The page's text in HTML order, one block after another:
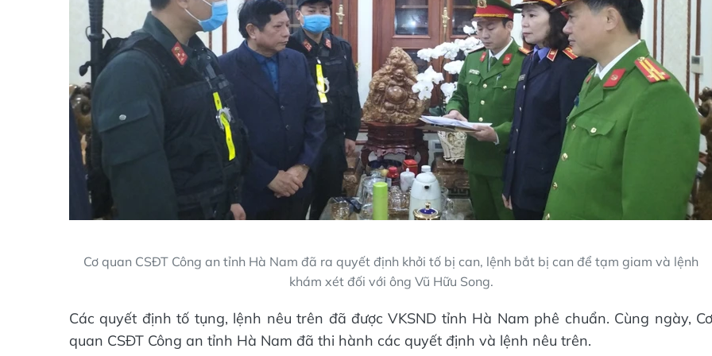
Cơ quan CSĐT Công an tỉnh Hà Nam đã ra quyết định khởi tố bị can, lệnh bắt bị can để tạm giam và lệnh
khám xét đối với ông Vũ Hữu Song.
Các quyết định tố tụng, lệnh nêu trên đã được VKSND tỉnh Hà Nam phê chuẩn. Cùng ngày, Cơ
quan CSĐT Công an tỉnh Hà Nam đã thi hành các quyết định và lệnh nêu trên.